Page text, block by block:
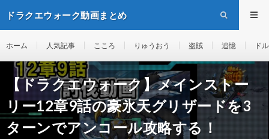
ドラクエウォーク動画まとめ
ホーム 人気記事 こころ りゅうおう 盗賊 追憶 ド
【ドラクエウォーク】メインストー
リー12章9話の豪氷天グリザードを3
ターンでアンコール攻略する！